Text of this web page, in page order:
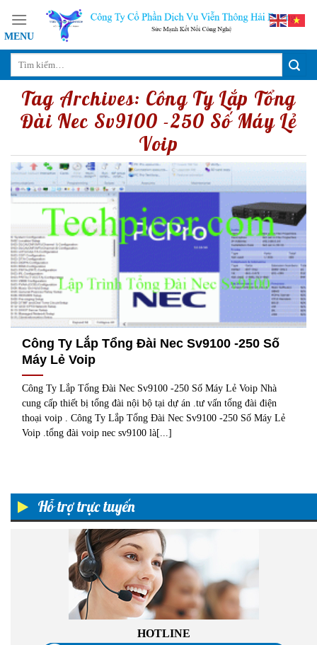
content
Tag Archives: Công Ty Lắp Tổng
Đài Nec Sv9100 -250 Số Máy Lẻ
Voip
Hỗ trợ trực tuyến
HOTLINE
Công Ty Lắp Tổng Đài Nec Sv9100 -250 Số
Máy Lẻ Voip
Công Ty Lắp Tổng Đài Nec Sv9100 -250 Số Máy Lẻ Voip Nhà
cung cấp thiết bị tổng đài nội bộ tại dự án .tư vấn tổng đài điện
thoại voip . Công Ty Lắp Tổng Đài Nec Sv9100 -250 Số Máy Lẻ
Voip .tổng đài voip nec sv9100 là[...]